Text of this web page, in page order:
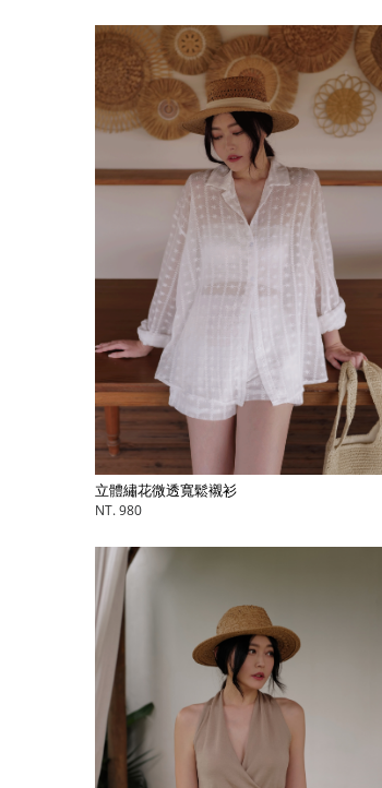
立體繡花微透寬鬆襯衫
NT. 980